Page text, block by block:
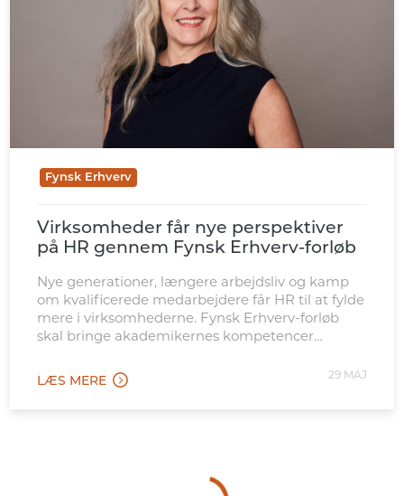
Fynsk Erhverv
Virksomheder får nye perspektiver
på HR gennem Fynsk Erhverv-forløb
Nye generationer, længere arbejdsliv og kamp
om kvalificerede medarbejdere får HR til at fylde
mere i virksomhederne. Fynsk Erhverv-forløb
skal bringe akademikernes kompetencer
LÆS MERE 29 MAJ